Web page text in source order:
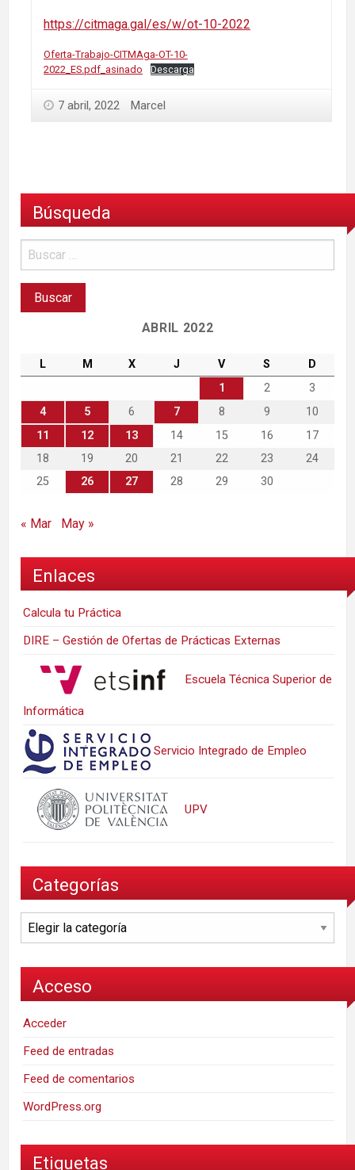
https://citmaga.gal/es/w/ot-10-2022
Oferta-Trabajo-CITMAga-OT-10-
2022_ES.pdf_asinado
Descarga
7 abril, 2022 Marcel
Búsqueda
ABRIL 2022
L M X J V S
D
1
2
3
4
5 6 7 8 9
10
11
12 13 14 15 16
17
18
19 20 21 22 23
24
25
26 27 28 29 30
« Mar May »
Enlaces
Calcula tu Práctica
DIRE – Gestión de Ofertas de Prácticas Externas
Escuela Técnica Superior de
Informática
Servicio Integrado de Empleo
UPV
Categorías
Categorías
Acceso
Acceder
Feed de entradas
Feed de comentarios
WordPress.org
Etiquetas